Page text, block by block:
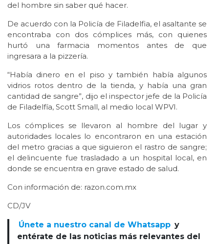
del hombre sin saber qué hacer.
De acuerdo con la Policía de Filadelfia, el asaltante se
encontraba con dos cómplices más, con quienes
hurtó una farmacia momentos antes de que
ingresara a la pizzería.
“Había dinero en el piso y también había algunos
vidrios rotos dentro de la tienda, y había una gran
cantidad de sangre”, dijo el inspector jefe de la Policía
de Filadelfía, Scott Small, al medio local WPVI.
Los cómplices se llevaron al hombre del lugar y
autoridades locales lo encontraron en una estación
del metro gracias a que siguieron el rastro de sangre;
el delincuente fue trasladado a un hospital local, en
donde se encuentra en grave estado de salud.
Con información de: razon.com.mx
CD/JV
Únete a nuestro canal de Whatsapp y
entérate de las noticias más relevantes del